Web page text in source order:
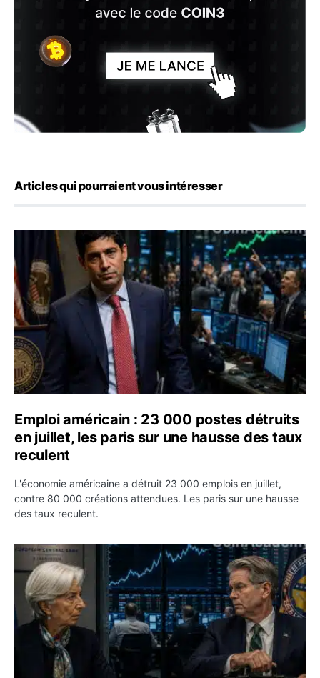
Articles qui pourraient vous intéresser
Emploi américain : 23 000 postes détruits en juillet, les
Emploi américain : 23 000 postes détruits
en juillet, les paris sur une hausse des taux
reculent
L'économie américaine a détruit 23 000 emplois en juillet,
contre 80 000 créations attendues. Les paris sur une hausse
des taux reculent.
Yen : Washington a vendu des euros sans prévenir la